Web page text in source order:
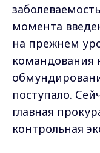
момента
на прежнем
командования
поступало.
главная
контрольная